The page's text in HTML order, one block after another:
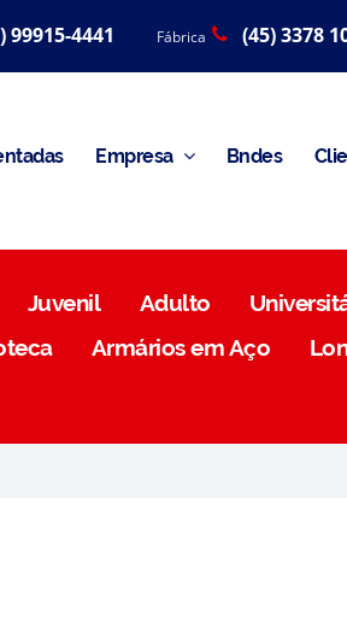
99915-4441 Fábrica (45) 3378
Empresa Bndes
Juvenil Adulto
Armários em Aço